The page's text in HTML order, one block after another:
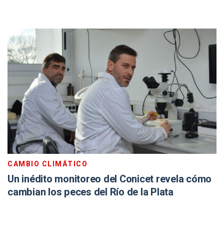
CAMBIO CLIMÁTICO
Un inédito monitoreo del Conicet revela cómo
cambian los peces del Río de la Plata